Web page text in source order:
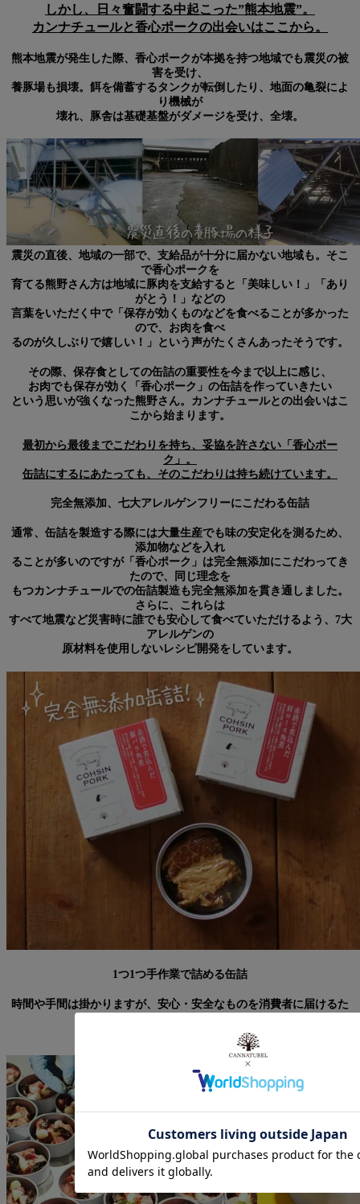
しかし、日々奮闘する中起こった”熊本地震”。
カンナチュールと香心ポークの出会いはここから。
熊本地震が発生した際、香心ポークが本拠を持つ地域でも震災の被
害を受け、
養豚場も損壊。餌を備蓄するタンクが転倒したり、地面の亀裂によ
り機械が
壊れ、豚舎は基礎基盤がダメージを受け、全壊。
震災の直後、地域の一部で、支給品が十分に届かない地域も。そこ
で香心ポークを
育てる熊野さん方は地域に豚肉を支給すると「美味しい！」「あり
がとう！」などの
言葉をいただく中で「保存が効くものなどを食べることが多かった
ので、お肉を食べ
るのが久しぶりで嬉しい！」という声がたくさんあったそうです。
その際、保存食としての缶詰の重要性を今まで以上に感じ、
お肉でも保存が効く「香心ポーク」の缶詰を作っていきたい
という思いが強くなった熊野さん。カンナチュールとの出会いはこ
こから始まります。
最初から最後までこだわりを持ち、妥協を許さない「香心ポー
ク」。
缶詰にするにあたっても、そのこだわりは持ち続けています。
完全無添加、七大アレルゲンフリーにこだわる缶詰
通常、缶詰を製造する際には大量生産でも味の安定化を測るため、
添加物などを入れ
ることが多いのですが「香心ポーク」は完全無添加にこだわってき
たので、同じ理念を
もつカンナチュールでの缶詰製造も完全無添加を貫き通しました。
さらに、これらは
すべて地震など災害時に誰でも安心して食べていただけるよう、7大
アレルゲンの
原材料を使用しないレシピ開発をしています。
1つ1つ手作業で詰める缶詰
時間や手間は掛かりますが、安心・安全なものを消費者に届けるた
1つ1つ手作業で丁寧に行なっています。